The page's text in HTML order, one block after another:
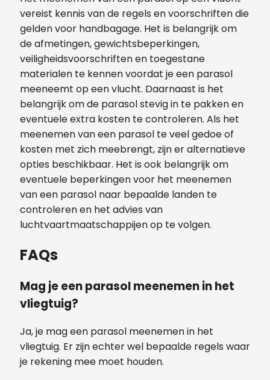
vereist kennis van de regels en voorschriften die
gelden voor handbagage. Het is belangrijk om
de afmetingen, gewichtsbeperkingen,
veiligheidsvoorschriften en toegestane
materialen te kennen voordat je een parasol
meeneemt op een vlucht. Daarnaast is het
belangrijk om de parasol stevig in te pakken en
eventuele extra kosten te controleren. Als het
meenemen van een parasol te veel gedoe of
kosten met zich meebrengt, zijn er alternatieve
opties beschikbaar. Het is ook belangrijk om
eventuele beperkingen voor het meenemen
van een parasol naar bepaalde landen te
controleren en het advies van
luchtvaartmaatschappijen op te volgen.
FAQs
Mag je een parasol meenemen in het
vliegtuig?
Ja, je mag een parasol meenemen in het
vliegtuig. Er zijn echter wel bepaalde regels waar
je rekening mee moet houden.